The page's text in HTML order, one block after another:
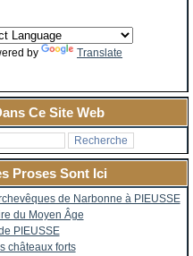
by Translate
Ce Site Web
Proses Sont Ici
de Narbonne à PIEUSSE
du Moyen Âge
PIEUSSE
châteaux forts